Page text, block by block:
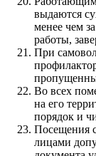
выдаются
менее чем
работы,
При
Во всех
на его
порядок и
Посещения
лицами